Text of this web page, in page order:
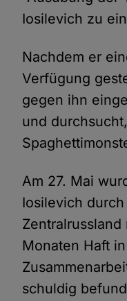
Iosilevich zu
Nachdem er
Verfügung
gegen ihn
und
Am 27. Mai
Iosilevich
Monaten Haft
schuldig